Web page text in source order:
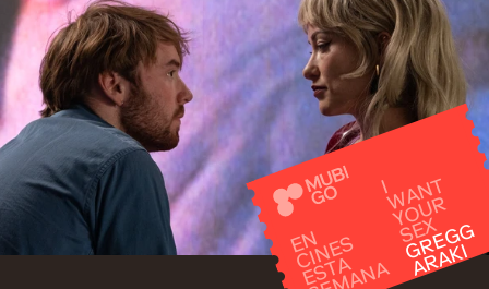
E
N
CI
N
E
S
E
S
A
S
E
M
A
N
I
W
A
N
T
Y
O
U
R
S
E
X
G
R
E
G
G
A
R
A
KI